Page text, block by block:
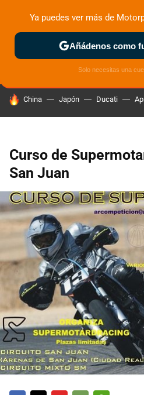
ZONA DE PRUEBAS
HOY SE HABLA DE
China Japón Ducati
Curso de
San Juan
Ya puedes ver más de
Añádenos como
Solo necesitas una